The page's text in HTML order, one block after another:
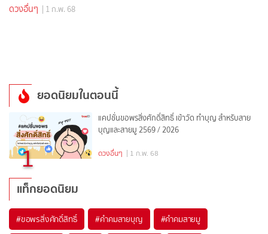
ดวงอื่นๆ | 1 ก.พ. 68
ยอดนิยมในตอนนี้
1
แคปชั่นขอพรสิ่งศักดิ์สิทธิ์ เข้าวัด ทำบุญ สำหรับสาย
บุญและสายมู 2569 / 2026
ดวงอื่นๆ | 1 ก.พ. 68
แท็กยอดนิยม
#ขอพรสิ่งศักดิ์สิทธิ์ #คำคมสายบุญ #คำคมสายมู